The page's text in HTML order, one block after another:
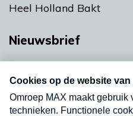
Heel Holland Bakt
Nieuwsbrief
nieuwsbrief. Elke
uw mailbox.